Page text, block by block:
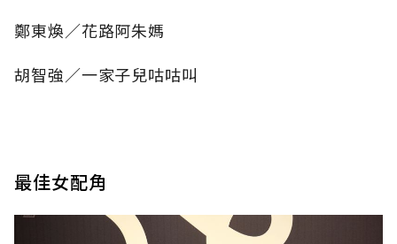
鄭東煥／花路阿朱媽
胡智強／一家子兒咕咕叫
最佳女配角